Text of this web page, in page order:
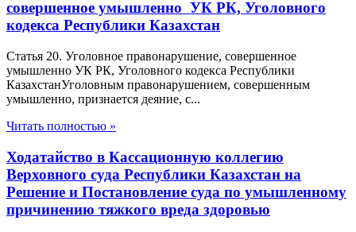
совершенное умышленно УК РК, Уголовного
кодекса Республики Казахстан
Статья 20. Уголовное правонарушение, совершенное
умышленно УК РК, Уголовного кодекса Республики
КазахстанУголовным правонарушением, совершенным
умышленно, признается деяние, с...
Читать полностью »
Ходатайство в Кассационную коллегию
Верховного суда Республики Казахстан на
Решение и Постановление суда по умышленному
причинению тяжкого вреда здоровью